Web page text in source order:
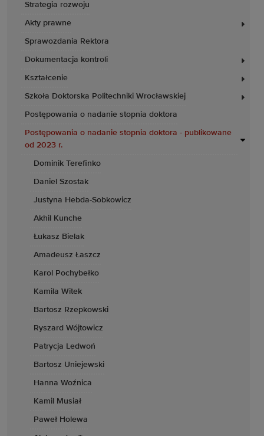
Strategia rozwoju
Akty prawne
Sprawozdania Rektora
Dokumentacja kontroli
Kształcenie
Szkoła Doktorska Politechniki Wrocławskiej
Postępowania o nadanie stopnia doktora
Postępowania o nadanie stopnia doktora - publikowane
od 2023 r.
Dominik Terefinko
Daniel Szostak
Justyna Hebda-Sobkowicz
Akhil Kunche
Łukasz Bielak
Amadeusz Łaszcz
Karol Pochybełko
Kamila Witek
Bartosz Rzepkowski
Ryszard Wójtowicz
Patrycja Ledwoń
Bartosz Uniejewski
Hanna Woźnica
Kamil Musiał
Paweł Holewa